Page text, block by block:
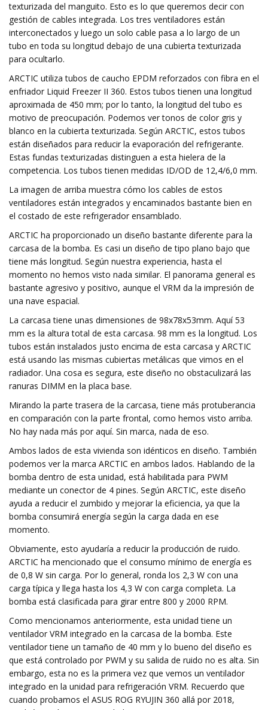
texturizada del manguito. Esto es lo que queremos decir con
gestión de cables integrada. Los tres ventiladores están
interconectados y luego un solo cable pasa a lo largo de un
tubo en toda su longitud debajo de una cubierta texturizada
para ocultarlo.
ARCTIC utiliza tubos de caucho EPDM reforzados con fibra en el
enfriador Liquid Freezer II 360. Estos tubos tienen una longitud
aproximada de 450 mm; por lo tanto, la longitud del tubo es
motivo de preocupación. Podemos ver tonos de color gris y
blanco en la cubierta texturizada. Según ARCTIC, estos tubos
están diseñados para reducir la evaporación del refrigerante.
Estas fundas texturizadas distinguen a esta hielera de la
competencia. Los tubos tienen medidas ID/OD de 12,4/6,0 mm.
La imagen de arriba muestra cómo los cables de estos
ventiladores están integrados y encaminados bastante bien en
el costado de este refrigerador ensamblado.
ARCTIC ha proporcionado un diseño bastante diferente para la
carcasa de la bomba. Es casi un diseño de tipo plano bajo que
tiene más longitud. Según nuestra experiencia, hasta el
momento no hemos visto nada similar. El panorama general es
bastante agresivo y positivo, aunque el VRM da la impresión de
una nave espacial.
La carcasa tiene unas dimensiones de 98x78x53mm. Aquí 53
mm es la altura total de esta carcasa. 98 mm es la longitud. Los
tubos están instalados justo encima de esta carcasa y ARCTIC
está usando las mismas cubiertas metálicas que vimos en el
radiador. Una cosa es segura, este diseño no obstaculizará las
ranuras DIMM en la placa base.
Mirando la parte trasera de la carcasa, tiene más protuberancia
en comparación con la parte frontal, como hemos visto arriba.
No hay nada más por aquí. Sin marca, nada de eso.
Ambos lados de esta vivienda son idénticos en diseño. También
podemos ver la marca ARCTIC en ambos lados. Hablando de la
bomba dentro de esta unidad, está habilitada para PWM
mediante un conector de 4 pines. Según ARCTIC, este diseño
ayuda a reducir el zumbido y mejorar la eficiencia, ya que la
bomba consumirá energía según la carga dada en ese
momento.
Obviamente, esto ayudaría a reducir la producción de ruido.
ARCTIC ha mencionado que el consumo mínimo de energía es
de 0,8 W sin carga. Por lo general, ronda los 2,3 W con una
carga típica y llega hasta los 4,3 W con carga completa. La
bomba está clasificada para girar entre 800 y 2000 RPM.
Como mencionamos anteriormente, esta unidad tiene un
ventilador VRM integrado en la carcasa de la bomba. Este
ventilador tiene un tamaño de 40 mm y lo bueno del diseño es
que está controlado por PWM y su salida de ruido no es alta. Sin
embargo, esta no es la primera vez que vemos un ventilador
integrado en la unidad para refrigeración VRM. Recuerdo que
cuando probamos el ASUS ROG RYUJIN 360 allá por 2018,